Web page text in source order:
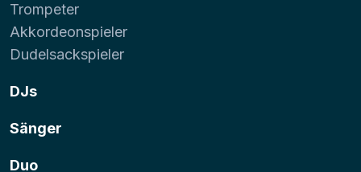
Trompeter
Akkordeonspieler
Dudelsackspieler
DJs
Sänger
Duo